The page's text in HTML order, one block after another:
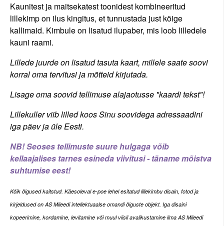
Kaunitest ja maitsekatest toonidest kombineeritud
lillekimp on ilus kingitus, et tunnustada just kõige
kallimaid. Kimbule on lisatud ilupaber, mis loob lilledele
kauni raami.
Lillede juurde on lisatud tasuta kaart, millele saate soovi
korral oma tervitusi ja mõtteid kirjutada.
Lisage oma soovid tellimuse alajaotusse "kaardi tekst"!
Lillekuller viib lilled koos Sinu soovidega adressaadini
iga päev ja üle Eesti.
NB! Seoses tellimuste suure hulgaga võib
kellaajalises tarnes esineda viivitusi - täname mõistva
suhtumise eest!
Kõik õigused kaitstud. Käesoleval e-poe lehel esitatud lillekimbu disain, fotod ja
kirjeldused on AS Mileedi intellektuaalse omandi õiguste objekt. Iga disaini
kopeerimine, kordamine, levitamine või muul viisil avalikustamine ilma AS Mileedi